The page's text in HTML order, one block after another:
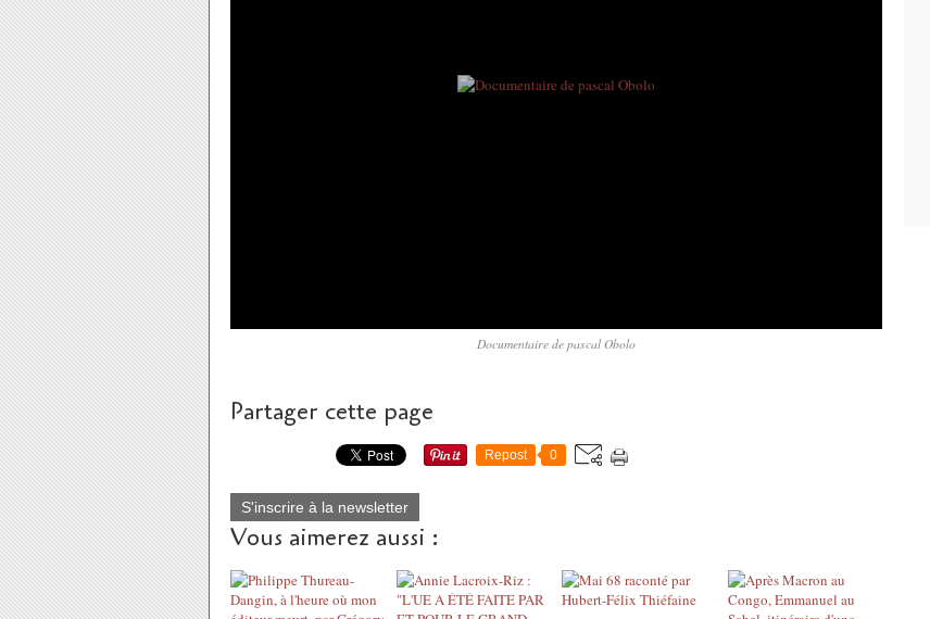
Documentaire de pascal Obolo
Partager cette page
Repost 0
S'inscrire à la newsletter
Vous aimerez aussi :